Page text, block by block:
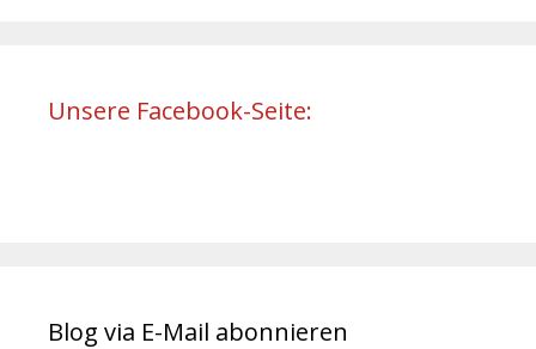
Unsere Facebook-Seite:
Blog via E-Mail abonnieren